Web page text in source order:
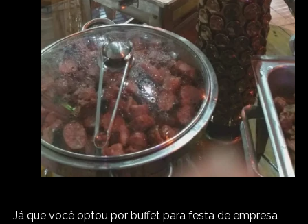
Já que você optou por buffet para festa de empresa